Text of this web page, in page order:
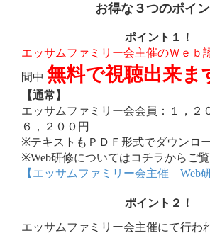
お得な３つのポイ
ポイント１！
エッサムファミリー会主催のＷｅｂ
間中 無料で視聴出来ま
【通常】
エッサムファミリー会会員：１，
６，２００円
※テキストもＰＤＦ形式でダウンロ
※Web研修についてはコチラからご覧
【エッサムファミリー会主催 Web
ポイント２！
エッサムファミリー会主催にて行わ